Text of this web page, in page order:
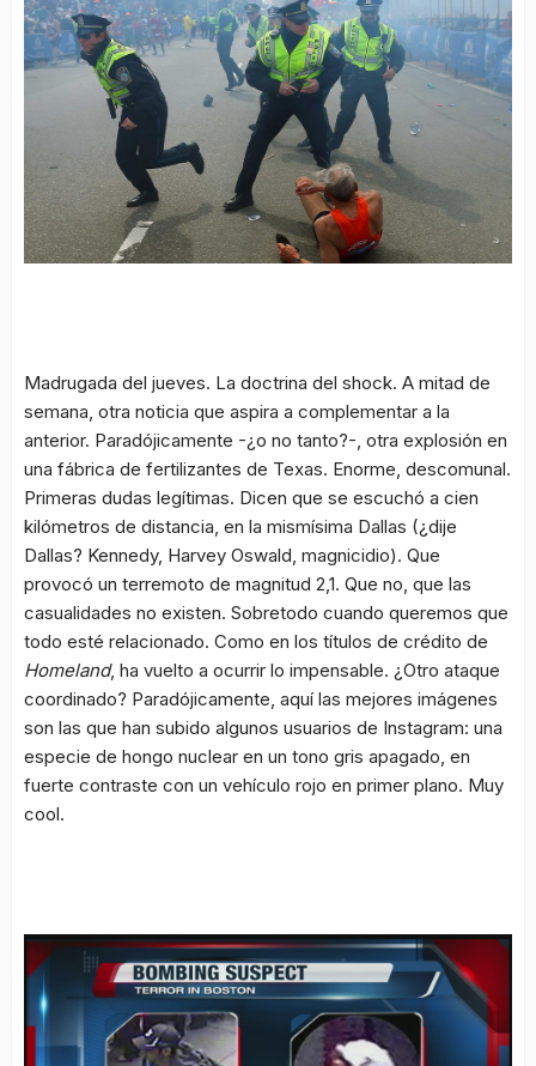
Madrugada del jueves. La doctrina del shock. A mitad de
semana, otra noticia que aspira a complementar a la
anterior. Paradójicamente -¿o no tanto?-, otra explosión en
una fábrica de fertilizantes de Texas. Enorme, descomunal.
Primeras dudas legítimas. Dicen que se escuchó a cien
kilómetros de distancia, en la mismísima Dallas (¿dije
Dallas? Kennedy, Harvey Oswald, magnicidio). Que
provocó un terremoto de magnitud 2,1. Que no, que las
casualidades no existen. Sobretodo cuando queremos que
todo esté relacionado. Como en los títulos de crédito de
Homeland, ha vuelto a ocurrir lo impensable. ¿Otro ataque
coordinado? Paradójicamente, aquí las mejores imágenes
son las que han subido algunos usuarios de Instagram: una
especie de hongo nuclear en un tono gris apagado, en
fuerte contraste con un vehículo rojo en primer plano. Muy
cool.